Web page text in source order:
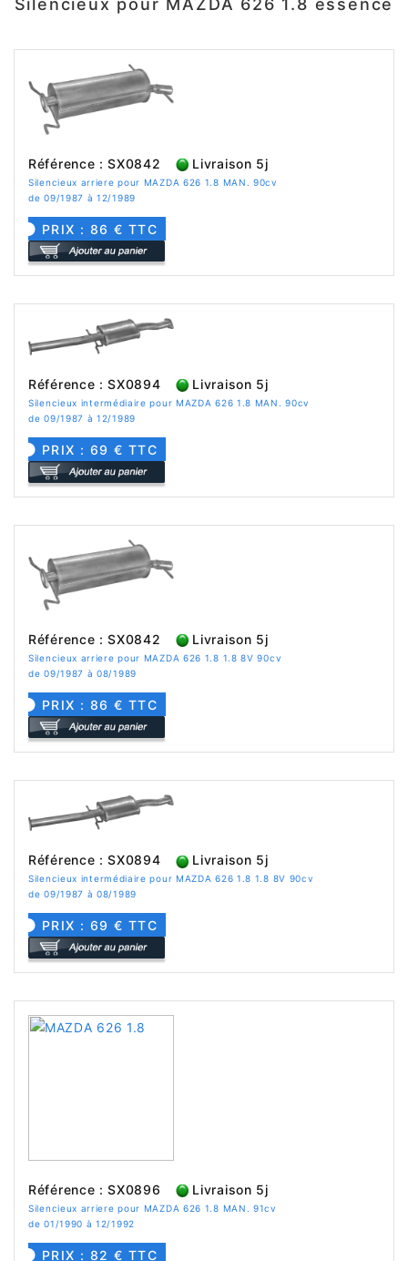
Référence : SX0842 Livraison 5j
Silencieux arriere pour MAZDA 626 1.8 MAN. 90cv
de 09/1987 à 12/1989
PRIX : 86 € TTC
Référence : SX0894 Livraison 5j
Silencieux intermédiaire pour MAZDA 626 1.8 MAN. 90cv
de 09/1987 à 12/1989
PRIX : 69 € TTC
Référence : SX0842 Livraison 5j
Silencieux arriere pour MAZDA 626 1.8 1.8 8V 90cv
de 09/1987 à 08/1989
PRIX : 86 € TTC
Référence : SX0894 Livraison 5j
Silencieux intermédiaire pour MAZDA 626 1.8 1.8 8V 90cv
de 09/1987 à 08/1989
PRIX : 69 € TTC
Référence : SX0896 Livraison 5j
Silencieux arriere pour MAZDA 626 1.8 MAN. 91cv
de 01/1990 à 12/1992
PRIX : 82 € TTC